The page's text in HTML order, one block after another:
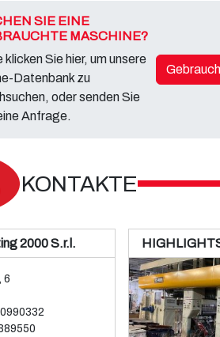
SIE EINE
MASCHINE?
klicken Sie hier, um unsere
Datenbank zu
oder senden Sie
Anfrage.
KONTAKTE
2000 S.r.l.
6